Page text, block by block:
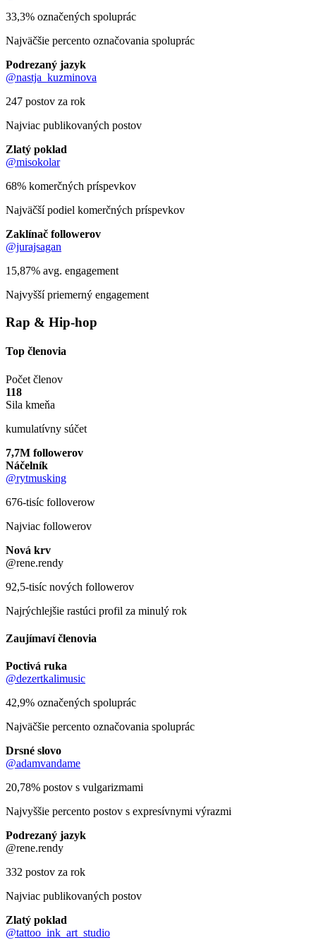
33,3% označených spoluprác
Najväčšie percento označovania spoluprác
Podrezaný jazyk
@nastja_kuzminova
247 postov za rok
Najviac publikovaných postov
Zlatý poklad
@misokolar
68% komerčných príspevkov
Najväčší podiel komerčných príspevkov
Zaklínač followerov
@jurajsagan
15,87% avg. engagement
Najvyšší priemerný engagement
Rap & Hip-hop
Top členovia
Počet členov
118
Sila kmeňa
kumulatívny súčet
7,7M followerov
Náčelník
@rytmusking
676-tisíc folloverow
Najviac followerov
Nová krv
@rene.rendy
92,5-tisíc nových followerov
Najrýchlejšie rastúci profil za minulý rok
Zaujímaví členovia
Poctivá ruka
@dezertkalimusic
42,9% označených spoluprác
Najväčšie percento označovania spoluprác
Drsné slovo
@adamvandame
20,78% postov s vulgarizmami
Najvyššie percento postov s expresívnymi výrazmi
Podrezaný jazyk
@rene.rendy
332 postov za rok
Najviac publikovaných postov
Zlatý poklad
@tattoo_ink_art_studio